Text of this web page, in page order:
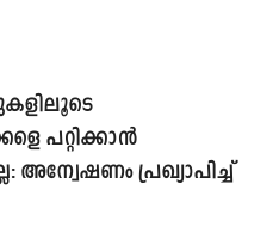
പറ്റിക്കാൻ
അന്വേഷണം പ്രഖ്യാപിച്ച്